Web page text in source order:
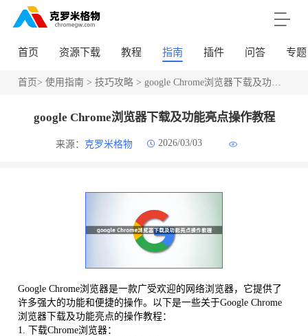
首页 资源下载 教程 指南 插件 问答 专题
首页> 使用指南 > 技巧攻略> google Chrome浏览器下载及功能亮点操作教程
google Chrome浏览器下载及功能亮点操作教程
来源： 克罗米格物 2026/03/03
Google Chrome浏览器是一款广受欢迎的网络浏览器，它提供了
许多强大的功能和便捷的操作。以下是一些关于Google Chrome
浏览器下载及功能亮点的操作教程：
1. 下载Chrome浏览器：